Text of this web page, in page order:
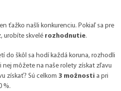
ťažko našli konkurenciu. Pokiaľ sa pre
urobíte skvelé rozhodnutie.
do škôl sa hodí každá koruna, rozhodli
nej môžete na naše rolety získat zľavu
získať? Sú celkom 3 možnosti a pri
%.